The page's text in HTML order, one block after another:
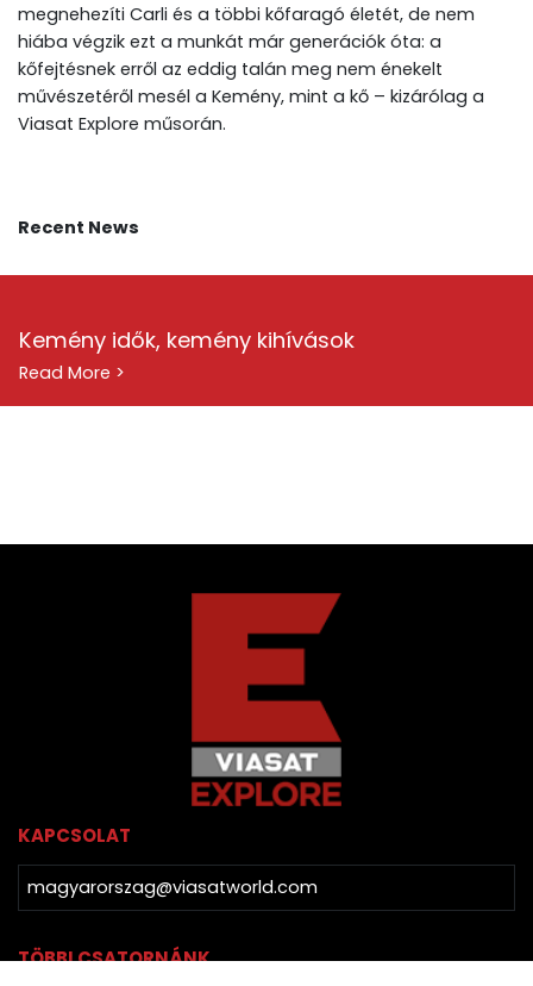
megnehezíti Carli és a többi kőfaragó életét, de nem
hiába végzik ezt a munkát már generációk óta: a
kőfejtésnek erről az eddig talán meg nem énekelt
művészetéről mesél a Kemény, mint a kő – kizárólag a
Viasat Explore műsorán.
Recent News
Kemény idők, kemény kihívások
Read More >
KAPCSOLAT
magyarorszag@viasatworld.com
TÖBBI CSATORNÁNK